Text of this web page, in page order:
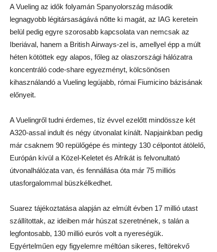
A Vueling az idők folyamán Spanyolország második
legnagyobb légitársaságává nőtte ki magát, az IAG keretein
belül pedig egyre szorosabb kapcsolata van nemcsak az
Iberiával, hanem a British Airways-zel is, amellyel épp a múlt
héten kötöttek egy alapos, főleg az olaszországi hálózatra
koncentráló code-share egyezményt, kölcsönösen
kihasználandó a Vueling legújabb, római Fiumicino bázisának
előnyeit.
A Vuelingről tudni érdemes, tíz évvel ezelőtt mindössze két
A320-assal indult és négy útvonalat kínált. Napjainkban pedig
már csaknem 90 repülőgépe és mintegy 130 célpontot átölelő,
Európán kívül a Közel-Keletet és Afrikát is felvonultató
útvonalhálózata van, és fennállása óta már 75 milliós
utasforgalommal büszkélkedhet.
Suarez tájékoztatása alapján az elmúlt évben 17 millió utast
szállítottak, az ideiben már húszat szeretnének, s talán a
legfontosabb, 130 millió eurós volt a nyereségük.
Egyértelműen egy figyelemre méltóan sikeres, feltörekvő